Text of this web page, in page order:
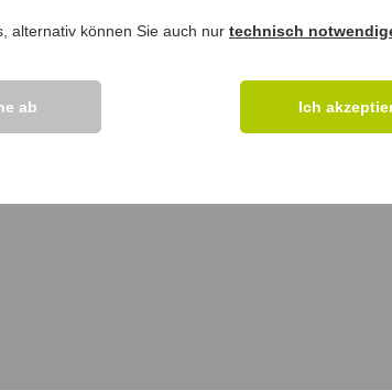
IHRE FRAGEN ZUM PRODUKT
Frage stellen
alternativ können Sie auch nur technisch
ab Ich